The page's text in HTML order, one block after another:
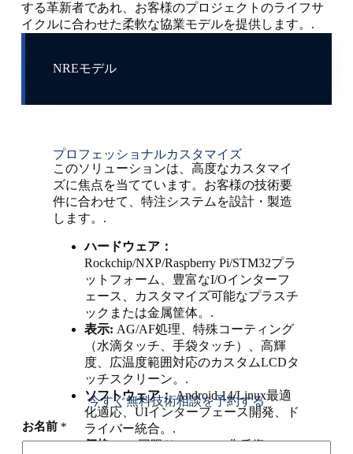
する革新者であれ、お客様のプロジェクトのライフサ
イクルに合わせた柔軟な協業モデルを提供します。.
NREモデル
プロフェッショナルカスタマイズ
このソリューションは、高度なカスタマイ
ズに焦点を当てています。お客様の技術要
件に合わせて、特注システムを設計・製造
します。.
ハードウェア：
Rockchip/NXP/Raspberry Pi/STM32プラ
ットフォーム、豊富なI/Oインターフ
ェース、カスタマイズ可能なプラスチ
ックまたは金属筐体。.
表示: AG/AF処理、特殊コーティング
（水滴タッチ、手袋タッチ）、高輝
度、広温度範囲対応のカスタムLCDタ
ッチスクリーン。.
ソフトウェア：Android 14/Linux最適
化適応、UIインターフェース開発、ド
ライバー統合。.
価格：一回限りのNRE（非反復エン
今すぐ無料技術相談を予約する
お名前 *